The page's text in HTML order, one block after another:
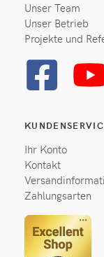
Unser Team
Unser Betrieb
Projekte und
Ihr Konto
Kontakt
Zahlungsarten